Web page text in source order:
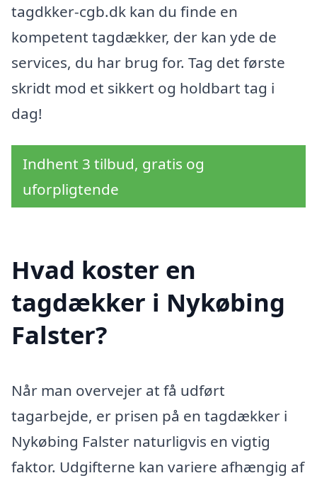
tagdkker-cgb.dk kan du finde en
kompetent tagdækker, der kan yde de
services, du har brug for. Tag det første
skridt mod et sikkert og holdbart tag i
dag!
Indhent 3 tilbud, gratis og
uforpligtende
Hvad koster en
tagdækker i Nykøbing
Falster?
Når man overvejer at få udført
tagarbejde, er prisen på en tagdækker i
Nykøbing Falster naturligvis en vigtig
faktor. Udgifterne kan variere afhængig af